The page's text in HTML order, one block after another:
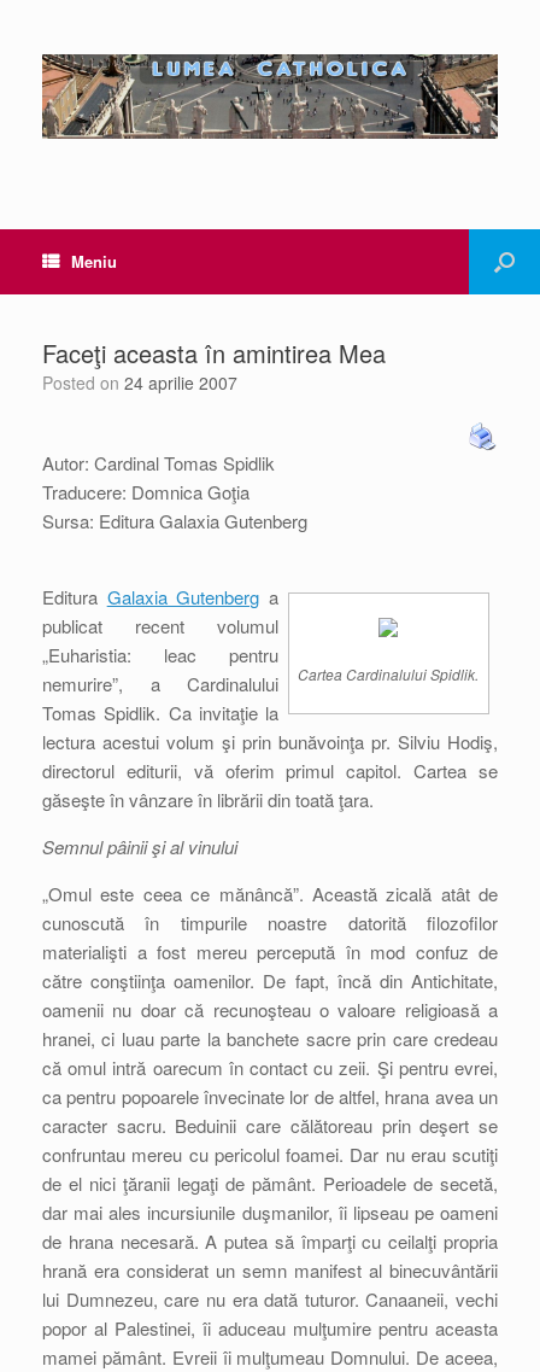
Meniu
Faceţi aceasta în amintirea Mea
Posted on 24 aprilie 2007
Autor: Cardinal Tomas Spidlik
Traducere: Domnica Goţia
Sursa: Editura Galaxia Gutenberg
Cartea Cardinalului Spidlik.
Editura Galaxia Gutenberg a
publicat recent volumul
„Euharistia: leac pentru
nemurire”, a Cardinalului
Tomas Spidlik. Ca invitaţie la
lectura acestui volum şi prin bunăvoinţa pr. Silviu Hodiş,
directorul editurii, vă oferim primul capitol. Cartea se
găseşte în vânzare în librării din toată ţara.
Semnul pâinii şi al vinului
„Omul este ceea ce mănâncă”. Această zicală atât de
cunoscută în timpurile noastre datorită filozofilor
materialişti a fost mereu percepută în mod confuz de
către conştiinţa oamenilor. De fapt, încă din Antichitate,
oamenii nu doar că recunoşteau o valoare religioasă a
hranei, ci luau parte la banchete sacre prin care credeau
că omul intră oarecum în contact cu zeii. Şi pentru evrei,
ca pentru popoarele învecinate lor de altfel, hrana avea un
caracter sacru. Beduinii care călătoreau prin deşert se
confruntau mereu cu pericolul foamei. Dar nu erau scutiţi
de el nici ţăranii legaţi de pământ. Perioadele de secetă,
dar mai ales incursiunile duşmanilor, îi lipseau pe oameni
de hrana necesară. A putea să împarţi cu ceilalţi propria
hrană era considerat un semn manifest al binecuvântării
lui Dumnezeu, care nu era dată tuturor. Canaaneii, vechi
popor al Palestinei, îi aduceau mulţumire pentru aceasta
mamei pământ. Evreii îi mulţumeau Domnului. De aceea,